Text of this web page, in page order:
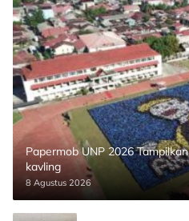
Papermob UNP 2026
kavling
8 Agustus 2026